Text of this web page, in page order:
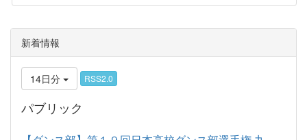
新着情報
14日分 RSS2.0
パブリック